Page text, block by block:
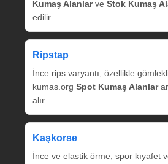
Kumaş Alanlarve Stok Kumaş
edilir.
Ripstap
İnce rips varyantı; özellikle
kumas.org Spot Kumaş Alanlar
alır.
Kaşkorse
İnce ve elastik örme; spor kıyafet